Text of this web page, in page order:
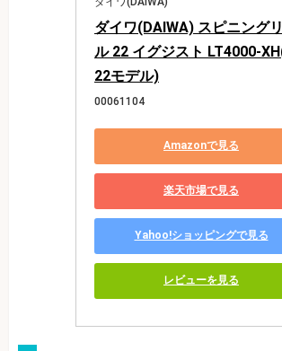
ダイワ(DAIWA) スピニング
ル 22 イグジスト LT4000-
22モデル)
00061104
Amazonで見る
楽天市場で見る
Yahoo!ショッピングで見る
レビューを見る